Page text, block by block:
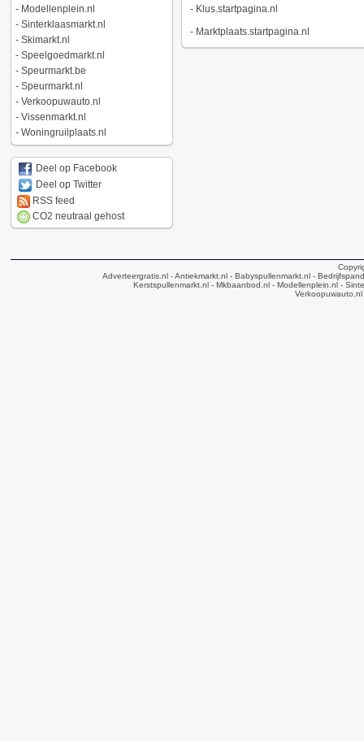
- Modellenplein.nl
- Sinterklaasmarkt.nl
- Skimarkt.nl
- Speelgoedmarkt.nl
- Speurmarkt.be
- Speurmarkt.nl
- Verkoopuwauto.nl
- Vissenmarkt.nl
- Woningruilplaats.nl
Deel op Facebook
Deel op Twitter
RSS feed
CO2 neutraal gehost
- Klus.startpagina.nl
- Marktplaats.startpagina.nl
Adverteergratis.nl - Antiekmarkt.nl - Babyspullenmarkt.nl -
Kerstspullenmarkt.nl- Mkbaanbod.nl- Modellenplein.nl-
Verkoopuwauto.nl